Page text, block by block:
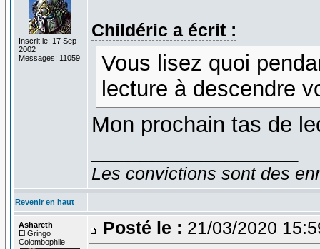
Inscrit le: 17 Sep
2002
Messages: 11059
Childéric a écrit :
Vous lisez quoi
lecture à descendre
Mon prochain tas de
Les convictions sont des
Revenir en haut
Ashareth
El Gringo
Colombophile
Posté le : 21/03/2020